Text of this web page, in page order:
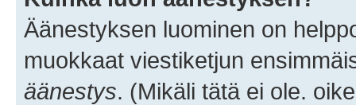
Äänestyksen luominen on
muokkaat viestiketjun
äänestys. (Mikäli tätä ei ole.